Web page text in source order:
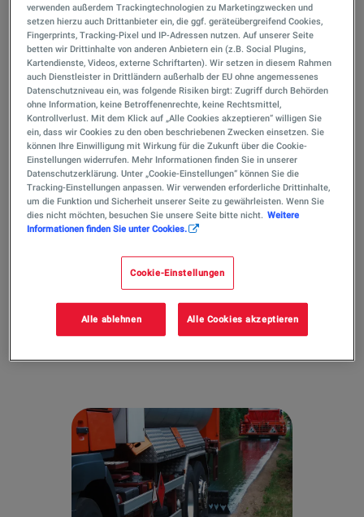
Die Emulsionsbitumen AQUALT ® von TotalEnergies sind
mit ihren verschiedenen Sorten die ideale Basis
leistungsfähiger Bitumenemulsionen für den Straßenbau
und Bautenschutz. Durch seinen begrenzten Salzgehalt
besitzt das Bitumen ein ausgeprägtes Haftverhalten und
eine gute Emulgierbarkeit.
Long Life Bitumen
Bitumen international
Kontaktieren Sie uns
verwenden außerdem Trackingtechnologien zu Marketingzwecken und
setzen hierzu auch Drittanbieter ein, die ggf. geräteübergreifend Cookies,
Fingerprints, Tracking-Pixel und IP-Adressen nutzen. Auf unserer Seite
betten wir Drittinhalte von anderen Anbietern ein (z.B. Social Plugins,
Kartendienste, Videos, externe Schriftarten). Wir setzen in diesem Rahmen
auch Dienstleister in Drittländern außerhalb der EU ohne angemessenes
Datenschutzniveau ein, was folgende Risiken birgt: Zugriff durch Behörden
ohne Information, keine Betroffenenrechte, keine Rechtsmittel,
Kontrollverlust. Mit dem Klick auf „Alle Cookies akzeptieren“ willigen Sie
ein, dass wir Cookies zu den oben beschriebenen Zwecken einsetzen. Sie
können Ihre Einwilligung mit Wirkung für die Zukunft über die Cookie-
Einstellungen widerrufen. Mehr Informationen finden Sie in unserer
Datenschutzerklärung. Unter „Cookie-Einstellungen“ können Sie die
Tracking-Einstellungen anpassen. Wir verwenden erforderliche Drittinhalte,
um die Funktion und Sicherheit unserer Seite zu gewährleisten. Wenn Sie
dies nicht möchten, besuchen Sie unsere Seite bitte nicht. Weitere
Informationen finden Sie unter Cookies.
Cookie-Einstellungen
Alle ablehnen Alle Cookies akzeptieren